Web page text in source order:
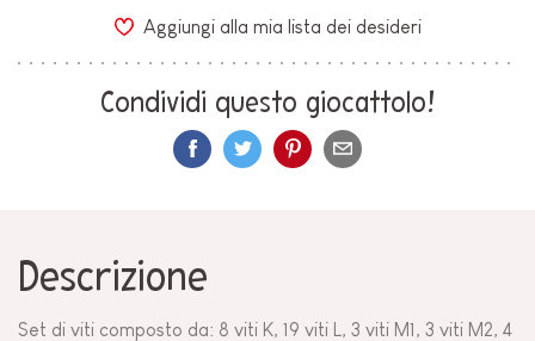
Aggiungi alla mia lista dei desideri
Condividi questo giocattolo!
Descrizione
Set di viti composto da: 8 viti K, 19 viti L, 3 viti M1, 3 viti M2, 4